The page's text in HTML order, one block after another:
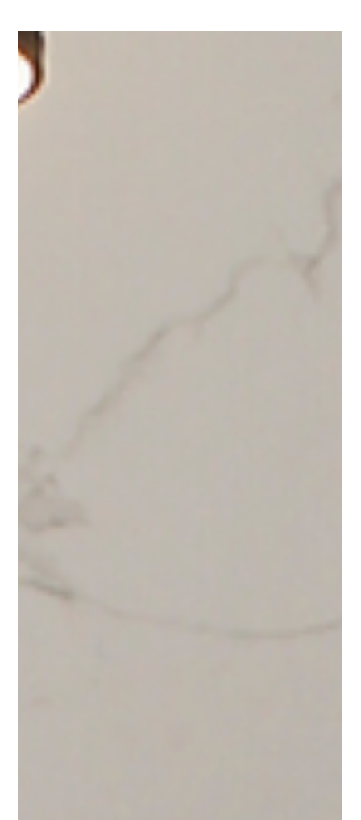
Ripado na fachada é tendência que veio para ficar.
Entenda as diferenças entre madeira natural e Ripado
WPC, qual dura mais, custa menos e valoriza mais o seu
imóvel.